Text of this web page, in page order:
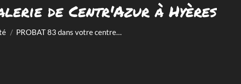
de Centr'Azur à Hyères
Vous êtes ici :
PROBAT 83 dans votre centre…